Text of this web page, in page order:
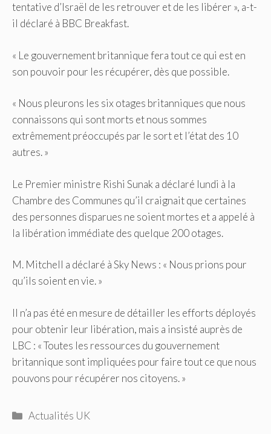
tentative d’Israël de les retrouver et de les libérer », a-t-
il déclaré à BBC Breakfast.
« Le gouvernement britannique fera tout ce qui est en
son pouvoir pour les récupérer, dès que possible.
« Nous pleurons les six otages britanniques que nous
connaissons qui sont morts et nous sommes
extrêmement préoccupés par le sort et l’état des 10
autres. »
Le Premier ministre Rishi Sunak a déclaré lundi à la
Chambre des Communes qu’il craignait que certaines
des personnes disparues ne soient mortes et a appelé à
la libération immédiate des quelque 200 otages.
M. Mitchell a déclaré à Sky News : « Nous prions pour
qu’ils soient en vie. »
Il n’a pas été en mesure de détailler les efforts déployés
pour obtenir leur libération, mais a insisté auprès de
LBC : « Toutes les ressources du gouvernement
britannique sont impliquées pour faire tout ce que nous
pouvons pour récupérer nos citoyens. »
Catégories
Actualités UK